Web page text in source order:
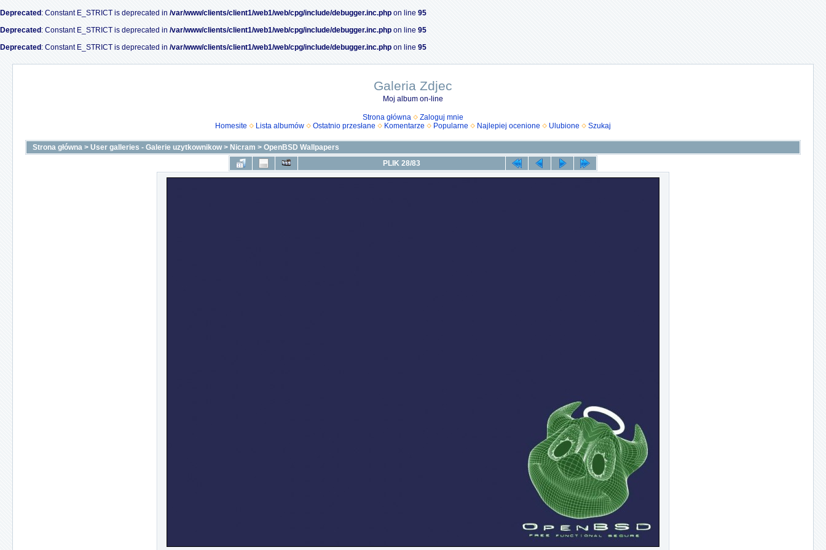
Deprecated : Constant E_STRICT is deprecated in /var/www/clients/client1/web1/web/cpg/include/debugger.inc.php on line 95
Deprecated : Constant E_STRICT is deprecated in /var/www/clients/client1/web1/web/cpg/include/debugger.inc.php on line 95
Deprecated : Constant E_STRICT is deprecated in /var/www/clients/client1/web1/web/cpg/include/debugger.inc.php on line 95
Galeria Zdjec
Moj album on-line
Strona główna
Zaloguj mnie
Homesite
Lista albumów Ostatnio przesłane Komentarze Popularne Najlepiej ocenione Ulubione Szukaj
Strona główna > User galleries - Galerie uzytkownikow> Nicram > OpenBSD Wallpapers
PLIK 28/83